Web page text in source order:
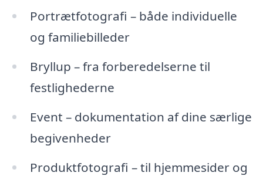
Portrætfotografi – både individuelle
og familiebilleder
Bryllup – fra forberedelserne til
festlighederne
Event – dokumentation af dine særlige
begivenheder
Produktfotografi – til hjemmesider og